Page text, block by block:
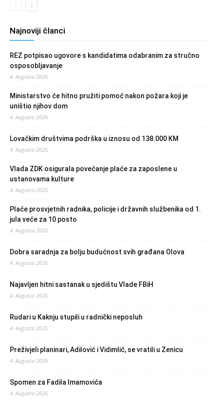
Najnoviji članci
REZ potpisao ugovore s kandidatima odabranim za stručno
osposobljavanje
4. Augusta 2026.
Ministarstvo će hitno pružiti pomoć nakon požara koji je
uništio njihov dom
4. Augusta 2026.
Lovačkim društvima podrška u iznosu od 138.000 KM
4. Augusta 2026.
Vlada ZDK osigurala povećanje plaće za zaposlene u
ustanovama kulture
4. Augusta 2026.
Plaće prosvjetnih radnika, policije i državnih službenika od 1.
jula veće za 10 posto
4. Augusta 2026.
Dobra saradnja za bolju budućnost svih građana Olova
4. Augusta 2026.
Najavljen hitni sastanak u sjedištu Vlade FBiH
4. Augusta 2026.
Rudari u Kaknju stupili u radnički neposluh
4. Augusta 2026.
Preživjeli planinari, Adilović i Vidimlić, se vratili u Zenicu
4. Augusta 2026.
Spomen za Fadila Imamovića
4. Augusta 2026.